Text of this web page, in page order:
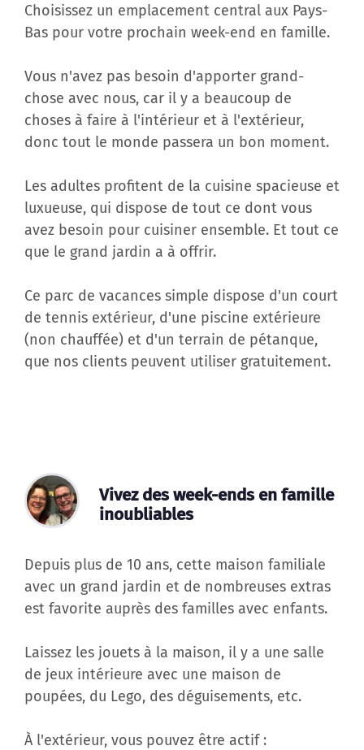
Choisissez un emplacement central aux Pays-
Bas pour votre prochain week-end en famille.
Vous n'avez pas besoin d'apporter grand-
chose avec nous, car il y a beaucoup de
choses à faire à l'intérieur et à l'extérieur,
donc tout le monde passera un bon moment.
Les adultes profitent de la cuisine spacieuse et
luxueuse, qui dispose de tout ce dont vous
avez besoin pour cuisiner ensemble. Et tout ce
que le grand jardin a à offrir.
Ce parc de vacances simple dispose d'un court
de tennis extérieur, d'une piscine extérieure
(non chauffée) et d'un terrain de pétanque,
que nos clients peuvent utiliser gratuitement.
Vivez des week-ends en famille
inoubliables
Depuis plus de 10 ans, cette maison familiale
avec un grand jardin et de nombreuses extras
est favorite auprès des familles avec enfants.
Laissez les jouets à la maison, il y a une salle
de jeux intérieure avec une maison de
poupées, du Lego, des déguisements, etc.
À l'extérieur, vous pouvez être actif :